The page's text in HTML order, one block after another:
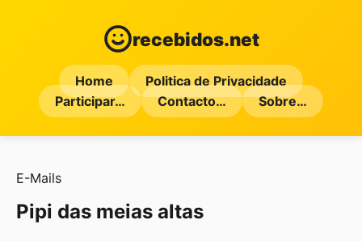
recebidos.net
Home
Politica de Privacidade
Participar…
Contacto… Sobre…
E-Mails
Pipi das meias altas